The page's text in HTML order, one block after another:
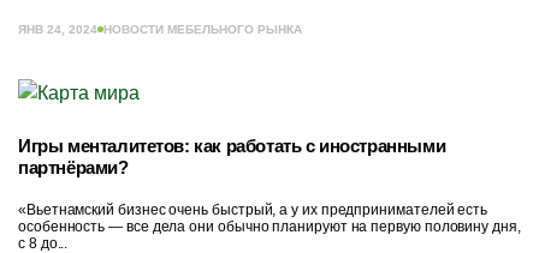
ЯНВ 24, 2024 НОВОСТИ МЕБЕЛЬНОГО РЫНКА
Игры менталитетов: как работать с иностранными
партнёрами?
«Вьетнамский бизнес очень быстрый, а у их предпринимателей есть
особенность — все дела они обычно планируют на первую половину дня,
с 8 до...